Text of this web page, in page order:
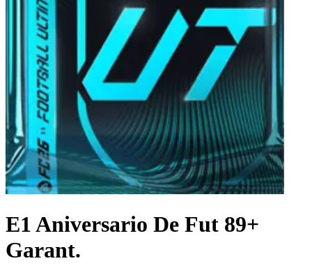
E1 Aniversario De Fut 89+
Garant.